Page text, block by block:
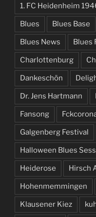
1. FC Heidenheim
Blues Blues Base
Blues News Blues
Charlottenburg
Dankeschön
Dr. Jens Hartmann
Fansong
Galgenberg Festival
Halloween Blues
Heiderose Hirsch
Hohenmemmingen
Klausener Kiez